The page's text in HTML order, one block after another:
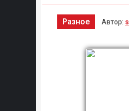
Разное Автор: